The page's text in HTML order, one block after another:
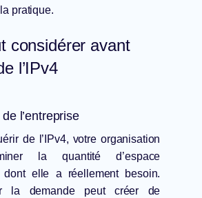
pratique.
considérer avant
l’IPv4
l’entreprise
de l’IPv4, votre organisation
la quantité d’espace
dont elle a réellement besoin.
la demande peut créer de